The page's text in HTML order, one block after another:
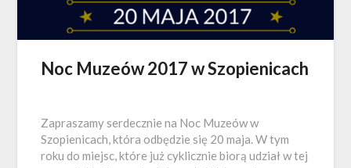
Noc Muzeów 2017 w Szopienicach
Zapraszamy serdecznie na Noc Muzeów w
Szopienicach, która odbędzie się 20 maja. W tym
roku do miejsc, które już cyklicznie biorą udział w tej